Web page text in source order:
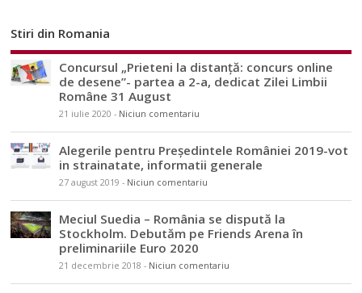
Stiri din Romania
Concursul „Prieteni la distanță: concurs online
de desene”- partea a 2-a, dedicat Zilei Limbii
Române 31 August
21 iulie 2020 - Niciun comentariu
Alegerile pentru Președintele României 2019-vot
in strainatate, informatii generale
27 august 2019 - Niciun comentariu
Meciul Suedia – România se dispută la
Stockholm. Debutăm pe Friends Arena în
preliminariile Euro 2020
21 decembrie 2018 - Niciun comentariu